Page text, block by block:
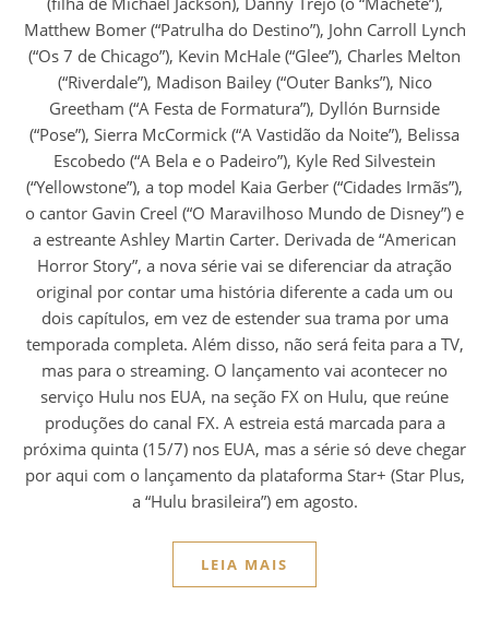
Matthew Bomer (“Patrulha do Destino”), John Carroll Lynch
(“Os 7 de Chicago”), Kevin McHale (“Glee”), Charles Melton
(“Riverdale”), Madison Bailey (“Outer Banks”), Nico
Greetham (“A Festa de Formatura”), Dyllón Burnside
(“Pose”), Sierra McCormick (“A Vastidão da Noite”), Belissa
Escobedo (“A Bela e o Padeiro”), Kyle Red Silvestein
(“Yellowstone”), a top model Kaia Gerber (“Cidades Irmãs”),
o cantor Gavin Creel (“O Maravilhoso Mundo de Disney”) e
a estreante Ashley Martin Carter. Derivada de “American
Horror Story”, a nova série vai se diferenciar da atração
original por contar uma história diferente a cada um ou
dois capítulos, em vez de estender sua trama por uma
temporada completa. Além disso, não será feita para a TV,
mas para o streaming. O lançamento vai acontecer no
serviço Hulu nos EUA, na seção FX on Hulu, que reúne
produções do canal FX. A estreia está marcada para a
próxima quinta (15/7) nos EUA, mas a série só deve chegar
por aqui com o lançamento da plataforma Star+ (Star Plus,
a “Hulu brasileira”) em agosto.
LEIA MAIS